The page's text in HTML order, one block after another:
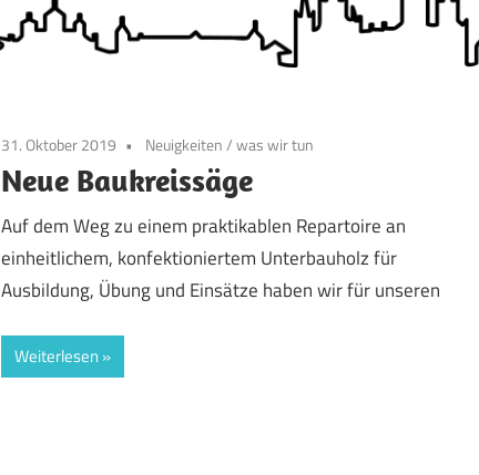
31. Oktober 2019 Neuigkeiten/was wir tun
Neue Baukreissäge
Auf dem Weg zu einem praktikablen Repartoire an
einheitlichem, konfektioniertem Unterbauholz für
Ausbildung, Übung und Einsätze haben wir für unseren
Weiterlesen